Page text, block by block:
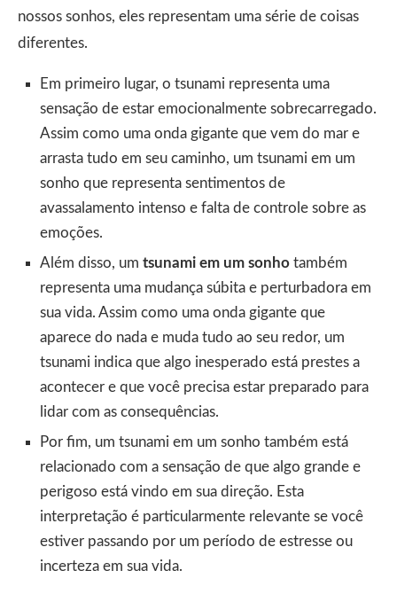
nossos sonhos, eles representam uma série de coisas
diferentes.
Em primeiro lugar, o tsunami representa uma
sensação de estar emocionalmente sobrecarregado.
Assim como uma onda gigante que vem do mar e
arrasta tudo em seu caminho, um tsunami em um
sonho que representa sentimentos de
avassalamento intenso e falta de controle sobre as
emoções.
Além disso, um tsunami em um sonho também
representa uma mudança súbita e perturbadora em
sua vida. Assim como uma onda gigante que
aparece do nada e muda tudo ao seu redor, um
tsunami indica que algo inesperado está prestes a
acontecer e que você precisa estar preparado para
lidar com as consequências.
Por fim, um tsunami em um sonho também está
relacionado com a sensação de que algo grande e
perigoso está vindo em sua direção. Esta
interpretação é particularmente relevante se você
estiver passando por um período de estresse ou
incerteza em sua vida.